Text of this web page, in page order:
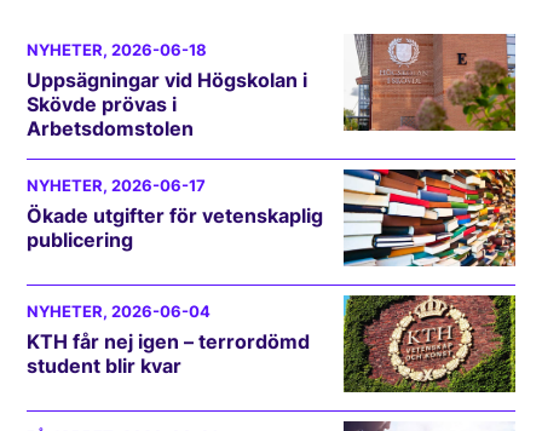
NYHETER, 2026-06-18
Uppsägningar vid Högskolan i
Skövde prövas i
Arbetsdomstolen
NYHETER, 2026-06-17
Ökade utgifter för vetenskaplig
publicering
NYHETER, 2026-06-04
KTH får nej igen – terrordömd
student blir kvar